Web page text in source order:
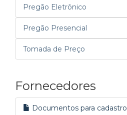
Pregão Eletrônico
Pregão Presencial
Tomada de Preço
Fornecedores
Documentos para cadastro